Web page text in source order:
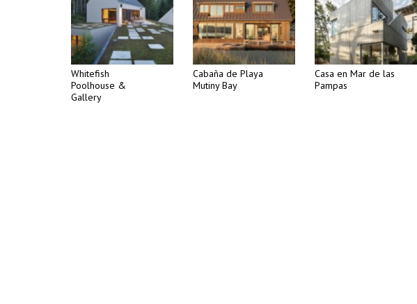
Whitefish
Poolhouse &
Gallery
Cabaña de Playa
Mutiny Bay
Casa en Mar de las
Pampas